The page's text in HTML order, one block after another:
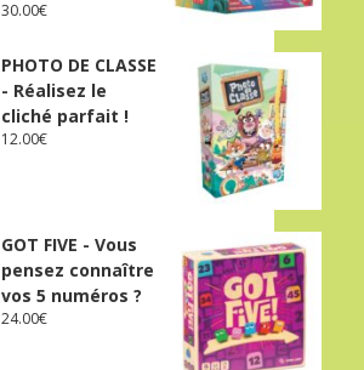
30.00€
PHOTO DE CLASSE
- Réalisez le
cliché parfait !
12.00€
GOT FIVE - Vous
pensez connaître
vos 5 numéros ?
24.00€